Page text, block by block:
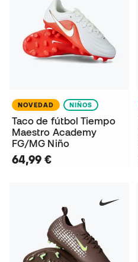
NOVEDAD NIÑOS
Taco de fútbol Tiempo
Maestro Academy
FG/MG Niño
64,99 €